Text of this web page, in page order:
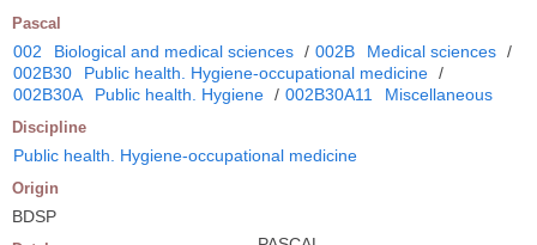
Pascal
002 Biological and medical sciences / 002B Medical sciences /
002B30
Public health. Hygiene-occupational medicine /
002B30A
Public health. Hygiene / 002B30A11 Miscellaneous
Discipline
Public health. Hygiene-occupational medicine
Origin
BDSP